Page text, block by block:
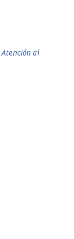
al